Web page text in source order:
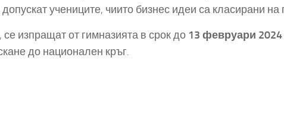
учениците, чиито бизнес идеи са класирани на
изпращат от гимназията в срок до 13 февруари
до национален кръг.